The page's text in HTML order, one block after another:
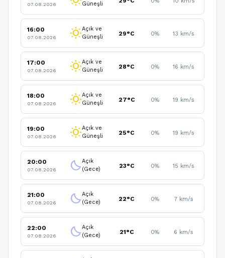
07.08.2026
Güneşli
16:00
07.08.2026 wb_sunnyAçık ve
Güneşli
29°C 0% 13 km/s
17:00
07.08.2026 wb_sunnyAçık ve
Güneşli
28°C 0% 16 km/s
18:00
07.08.2026 wb_sunnyAçık ve
Güneşli
27°C 0% 19 km/s
19:00
07.08.2026 wb_sunnyAçık ve
Güneşli
25°C 0% 19 km/s
20:00
07.08.2026 clear_nightAçık
(Gece)
23°C 0% 15 km/s
21:00
07.08.2026 clear_nightAçık
(Gece)
22°C 0% 7 km/s
22:00
07.08.2026 clear_nightAçık
(Gece)
21°C 0% 6 km/s